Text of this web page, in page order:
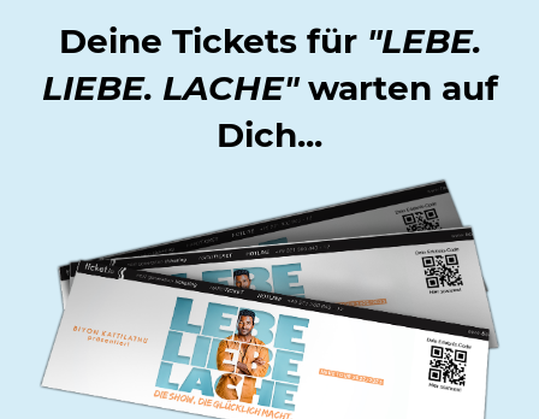
Deine Tickets für "LEBE.
LIEBE. LACHE"warten auf
Dich...